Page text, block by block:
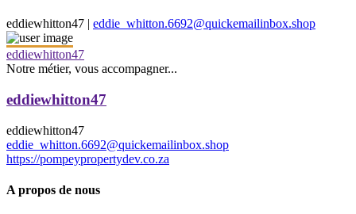
eddiewhitton47 | eddie_whitton.6692@quickemailinbox.shop
eddiewhitton47
Notre métier, vous accompagner...
eddiewhitton47
eddiewhitton47
eddie_whitton.6692@quickemailinbox.shop
https://pompeypropertydev.co.za
A propos de nous